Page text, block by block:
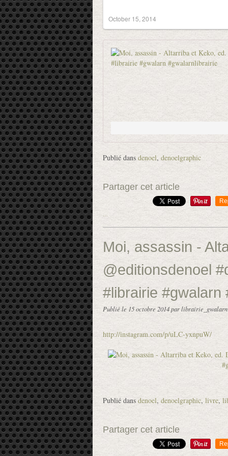
October 15, 2014
Publié dans denoel, denoelgraphic
Partager cet article
…
Moi, assassin -
@editionsdenoel
#librairie #gwalarn
Publié le 15 octobre 2014par librairie_gwalarn
http://instagram.com/p/uLC-yxnpuW/
Publié dans denoel, denoelgraphic, livre,
Partager cet article